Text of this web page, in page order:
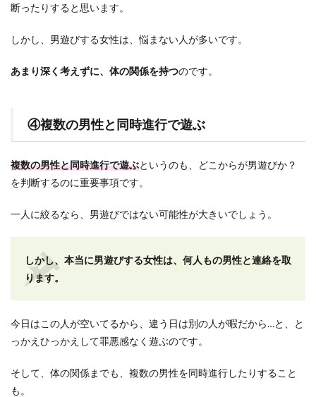
断ったりすると思います。
しかし、男遊びする女性は、悩まない人が多いです。
あまり深く考えずに、体の関係を持つのです。
④複数の男性と同時進行で遊ぶ
複数の男性と同時進行で遊ぶというのも、どこからが男遊びか？
を判断するのに重要事項です。
一人に絞るなら、男遊びではない可能性が大きいでしょう。
しかし、本当に男遊びする女性は、何人もの男性と連絡を取
ります。
今日はこの人が空いてるから、違う日は別の人が暇だから…と、と
っかえひっかえして罪悪感なく遊ぶのです。
そして、体の関係までも、複数の男性を同時進行したりすること
も。